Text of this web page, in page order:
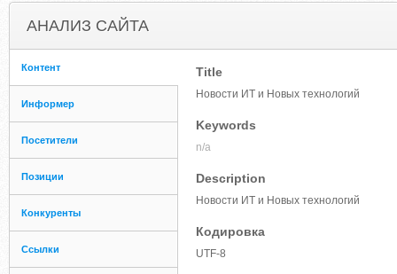
АНАЛИЗ САЙТА
Контент
Информер
Посетители
Позиции
Конкуренты
Ссылки
Title
Новости ИТ и Новых технологий
Keywords
n/a
Description
Новости ИТ и Новых технологий
Кодировка
UTF-8